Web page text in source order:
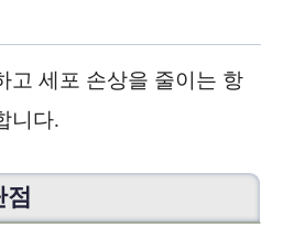
고 세포 손상을 줄이는 항
니다.
점